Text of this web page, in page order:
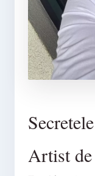
Artist de